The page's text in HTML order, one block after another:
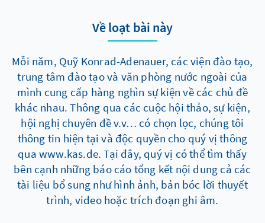
Về loạt bài này
Mỗi năm, Quỹ Konrad-Adenauer, các viện đào tạo,
trung tâm đào tạo và văn phòng nước ngoài của
mình cung cấp hàng nghìn sự kiện về các chủ đề
khác nhau. Thông qua các cuộc hội thảo, sự kiện,
hội nghị chuyên đề v.v… có chọn lọc, chúng tôi
thông tin hiện tại và độc quyền cho quý vị thông
qua www.kas.de. Tại đây, quý vị có thể tìm thấy
bên cạnh những báo cáo tổng kết nội dung cả các
tài liệu bổ sung như hình ảnh, bản bóc lời thuyết
trình, video hoặc trích đoạn ghi âm.